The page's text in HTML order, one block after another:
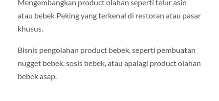
Mengembangkan product olahan seperti telur asin
atau bebek Peking yang terkenal di restoran atau pasar
khusus.
Bisnis pengolahan product bebek, seperti pembuatan
nugget bebek, sosis bebek, atau apalagi product olahan
bebek asap.